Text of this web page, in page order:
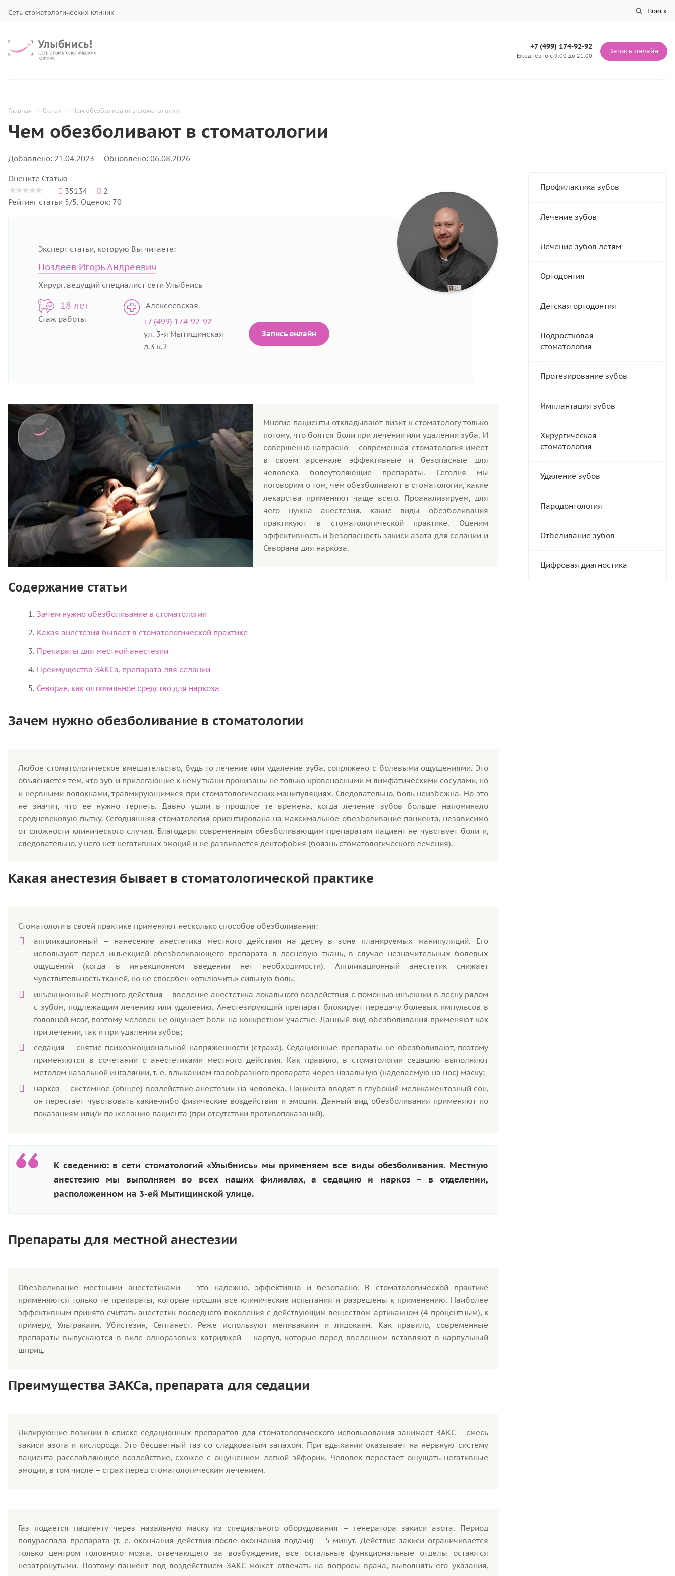
Сеть стоматологических клиник Поиск
+7 (499) 174-92-92
Ежедневно с 9:00 до 21:00
Запись онлайн
Главная Статьи Чем обезболивают в стоматологии
Чем обезболивают в стоматологии
Добавлено: 21.04.2023 Обновлено: 06.08.2026
Оцените Статью
35134
2
Рейтинг статьи 5/5. Оценок: 70
Эксперт статьи, которую Вы читаете:
Поздеев Игорь Андреевич
Хирург, ведущий специалист сети Улыбнись
18 лет
Стаж работы
Алексеевская
+7 (499) 174-92-92
ул. 3-я Мытищинская
д.3 к.2
Запись онлайн
Многие пациенты откладывают визит к стоматологу только
потому, что боятся боли при лечении или удалении зуба. И
совершенно напрасно – современная стоматология имеет
в своем арсенале эффективные и безопасные для
человека болеутоляющие препараты. Сегодня мы
поговорим о том, чем обезболивают в стоматологии, какие
лекарства применяют чаще всего. Проанализируем, для
чего нужна анестезия, какие виды обезболивания
практикуют в стоматологической практике. Оценим
эффективность и безопасность закиси азота для седации и
Севорана для наркоза.
Содержание статьи
Зачем нужно обезболивание в стоматологии
Какая анестезия бывает в стоматологической практике
Препараты для местной анестезии
Преимущества ЗАКСа, препарата для седации
Севоран, как оптимальное средство для наркоза
Зачем нужно обезболивание в стоматологии
Любое стоматологическое вмешательство, будь то лечение или удаление зуба, сопряжено с болевыми ощущениями. Это
объясняется тем, что зуб и прилегающие к нему ткани пронизаны не только кровеносными м лимфатическими сосудами, но
и нервными волокнами, травмирующимися при стоматологических манипуляциях. Следовательно, боль неизбежна. Но это
не значит, что ее нужно терпеть. Давно ушли в прошлое те времена, когда лечение зубов больше напоминало
средневековую пытку. Сегодняшняя стоматология ориентирована на максимальное обезболивание пациента, независимо
от сложности клинического случая. Благодаря современным обезболивающим препаратам пациент не чувствует боли и,
следовательно, у него нет негативных эмоций и не развивается дентофобия (боязнь стоматологического лечения).
Какая анестезия бывает в стоматологической практике
Стоматологи в своей практике применяют несколько способов обезболивания:
аппликационный – нанесение анестетика местного действия на десну в зоне планируемых манипуляций. Его
используют перед инъекцией обезболивающего препарата в десневую ткань, в случае незначительных болевых
ощущений (когда в инъекционном введении нет необходимости). Аппликационный анестетик снижает
чувствительность тканей, но не способен «отключить» сильную боль;
инъекционный местного действия – введение анестетика локального воздействия с помощью инъекции в десну рядом
с зубом, подлежащим лечению или удалению. Анестезирующий препарат блокирует передачу болевых импульсов в
головной мозг, поэтому человек не ощущает боли на конкретном участке. Данный вид обезболивания применяют как
при лечении, так и при удалении зубов;
седация – снятие психоэмоциональной напряженности (страха). Седационные препараты не обезболивают, поэтому
применяются в сочетании с анестетиками местного действия. Как правило, в стоматологии седацию выполняют
методом назальной ингаляции, т. е. вдыханием газообразного препарата через назальную (надеваемую на нос) маску;
наркоз – системное (общее) воздействие анестезии на человека. Пациента вводят в глубокий медикаментозный сон,
он перестает чувствовать какие-либо физические воздействия и эмоции. Данный вид обезболивания применяют по
показаниям или/и по желанию пациента (при отсутствии противопоказаний).
К сведению: в сети стоматологий «Улыбнись» мы применяем все виды обезболивания. Местную
анестезию мы выполняем во всех наших филиалах, а седацию и наркоз – в отделении,
расположенном на 3-ей Мытищинской улице.
Препараты для местной анестезии
Обезболивание местными анестетиками – это надежно, эффективно и безопасно. В стоматологической практике
применяются только те препараты, которые прошли все клинические испытания и разрешены к применению. Наиболее
эффективным принято считать анестетик последнего поколения с действующим веществом артикаином (4-процентным), к
примеру, Ультракаин, Убистезин, Септанест. Реже используют мепивакаин и лидокаин. Как правило, современные
препараты выпускаются в виде одноразовых катриджей – карпул, которые перед введением вставляют в карпульный
шприц.
Преимущества ЗАКСа, препарата для седации
Лидирующие позиции в списке седационных препаратов для стоматологического использования занимает ЗАКС – смесь
закиси азота и кислорода. Это бесцветный газ со сладковатым запахом. При вдыхании оказывает на нервную систему
пациента расслабляющее воздействие, схожее с ощущением легкой эйфории. Человек перестает ощущать негативные
эмоции, в том числе – страх перед стоматологическим лечением.
Газ подается пациенту через назальную маску из специального оборудования – генератора закиси азота. Период
полураспада препарата (т. е. окончания действия после окончания подачи) – 5 минут. Действие закиси ограничивается
только центром головного мозга, отвечающего за возбуждение, все остальные функциональные отделы остаются
незатронутыми. Поэтому пациент под воздействием ЗАКС может отвечать на вопросы врача, выполнять его указания,
Профилактика зубов
Лечение зубов
Лечение зубов детям
Ортодонтия
Детская ортодонтия
Подростковая
стоматология
Протезирование зубов
Имплантация зубов
Хирургическая
стоматология
Удаление зубов
Пародонтология
Отбеливание зубов
Цифровая диагностика